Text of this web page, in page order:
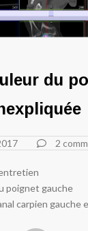
du
2
poignet gauche
carpien gauche